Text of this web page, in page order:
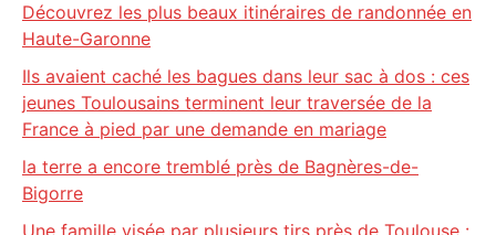
Découvrez les plus beaux itinéraires de randonnée en
Haute-Garonne
Ils avaient caché les bagues dans leur sac à dos : ces
jeunes Toulousains terminent leur traversée de la
France à pied par une demande en mariage
la terre a encore tremblé près de Bagnères-de-
Bigorre
Une famille visée par plusieurs tirs près de Toulouse :